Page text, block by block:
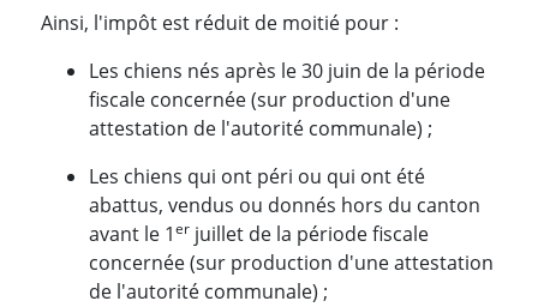
Ainsi, l'impôt est réduit de moitié pour :
Les chiens nés après le 30 juin de la période
fiscale concernée (sur production d'une
attestation de l'autorité communale) ;
Les chiens qui ont péri ou qui ont été
abattus, vendus ou donnés hors du canton
avant le 1er juillet de la période fiscale
concernée (sur production d'une attestation
de l'autorité communale) ;